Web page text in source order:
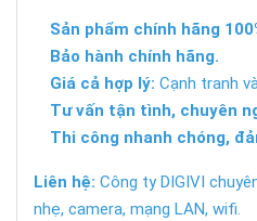
Sản phẩm chính hãng
Bảo hành chính hãng.
Giá cả hợp lý: Cạnh tranh
Tư vấn tận tình, chuyên
Thi công nhanh chóng,
Liên hệ: Công ty DIGIVI
nhẹ, camera, mạng LAN, wifi.